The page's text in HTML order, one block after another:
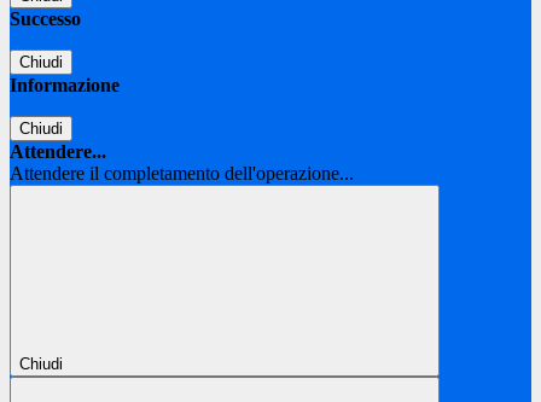
Successo
Chiudi
Informazione
Chiudi
Attendere...
Attendere il completamento dell'operazione...
Chiudi